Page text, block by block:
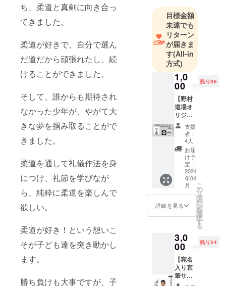
ち、柔道と真剣に向き合っ
てきました。
柔道が好きで、自分で選ん
だ道だから頑張れたし、続
けることができました。
そして、誰からも期待され
なかった少年が、やがて大
きな夢を掴み取ることがで
きました。
柔道を通して礼儀作法を身
につけ、礼節を学びなが
ら、純粋に柔道を楽しんで
欲しい。
柔道が好き！という想いこ
そが子ども達を突き動かし
ます。
勝ち負けも大事ですが、子
性化 3.革新
的伝承
野村道場が
掲げる「伝
統」と「革
新」の融合
を軸に、一
流柔道家と
コミュニ
ケーション
をはかる貴
重な時間を
子供達に提
供し、柔道
が持つ価値
を日本から
世界に発信
コロナ禍の
困難に立ち
向かう日本
柔道界、そ
してスポー
目標金額
未達でも
リターン
が届きま
す(All-in
方式)
1,0
00 円
残り96
【野村
道場オ
リジナ
ルクリ
アファ
イル＋
オリジ
ナルス
テッ
カー2枚
セッ
ト】 野
村道場
のオリ
ジナル
アイテ
セット
にして
お届け
しま
す。こ
の機会
支援
者：
4人
お届
け予
定：
2024
年04
月
詳細を見る
こ
の
リ
タ
ー
ン
を
選
択
す
る
3,0
00 円
残り34
【宛名
入り直
筆サイ
ン入り